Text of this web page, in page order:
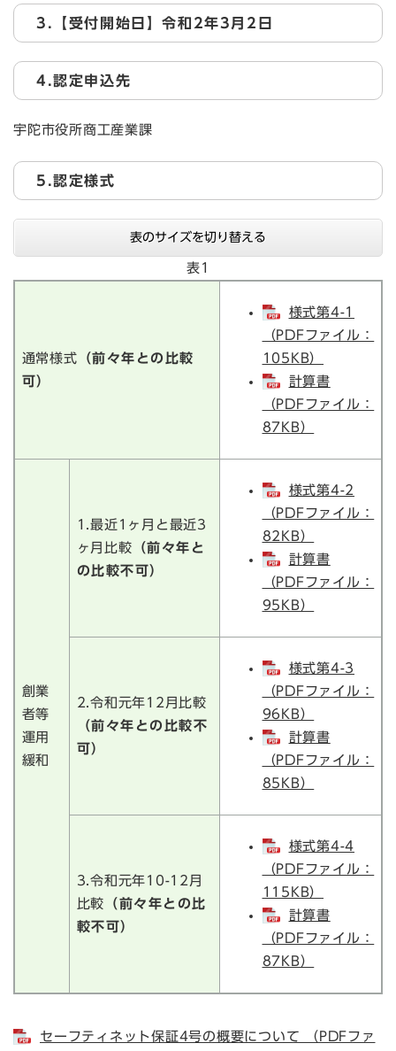
3.【受付開始日】令和2年3月2日
4.認定申込先
宇陀市役所商工産業課
5.認定様式
表のサイズを切り替える
表1
通常様式 （前々年との比較
可）
様式第4-1
（PDFファイル：
105KB）
計算書
（PDFファイル：
87KB）
創業
者等
運用
緩和
1.最近1ヶ月と最近3
ヶ月比較 （前々年と
の比較不可）
様式第4-2
（PDFファイル：
82KB）
計算書
（PDFファイル：
95KB）
2.令和元年12月比較
（前々年との比較不
可）
様式第4-3
（PDFファイル：
96KB）
計算書
（PDFファイル：
85KB）
3.令和元年10-12月
比較 （前々年との比
較不可）
様式第4-4
（PDFファイル：
115KB）
計算書
（PDFファイル：
87KB）
セーフティネット保証4号の概要について （PDFファ